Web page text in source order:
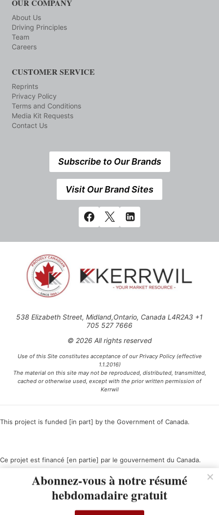
OUR COMPANY
About Us
Driving Principles
Team
Careers
CUSTOMER SERVICE
Reprints
Privacy Policy
Terms and Conditions
Media Kit Requests
Contact Us
Subscribe to Our Brands
Visit Our Brand Sites
538 Elizabeth Street, Midland,Ontario, Canada L4R2A3 +1
705 527 7666
© 2026 All rights reserved
Use of this Site constitutes acceptance of our Privacy Policy (effective
1.1.2016)
The material on this site may not be reproduced, distributed, transmitted,
cached or otherwise used, except with the prior written permission of
Kerrwil
This project is funded [in part] by the Government of Canada.
Ce projet est financé [en partie] par le gouvernement du Canada.
Abonnez-vous à notre résumé
hebdomadaire gratuit